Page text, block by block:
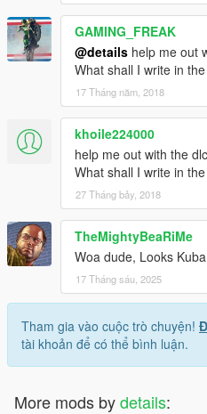
GAMING_FREAK
@details help me out
What shall I write in
17 Tháng năm, 2018
khoile224000
help me out with the
What shall I write in
27 Tháng bảy, 2018
TheMightyBeaRiMe
Woa dude, Looks
17 Tháng sáu, 2025
Tham gia vào cuộc trò chuyện!
tài khoản để có thể bình luận.
More mods bydetails: